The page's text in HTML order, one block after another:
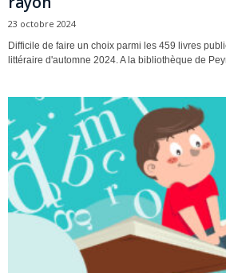
23 octobre 2024
Difficile de faire un choix parmi les 459 livres
littéraire d'automne 2024. A la bibliothèque de